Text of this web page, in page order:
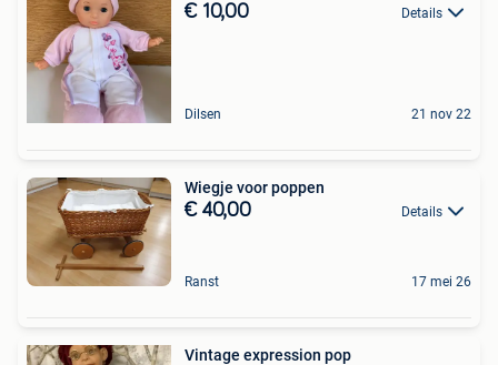
€ 10,00 Details
Dilsen 21 nov 22
Wiegje voor poppen
€ 40,00 Details
Ranst 17 mei 26
Vintage expression pop